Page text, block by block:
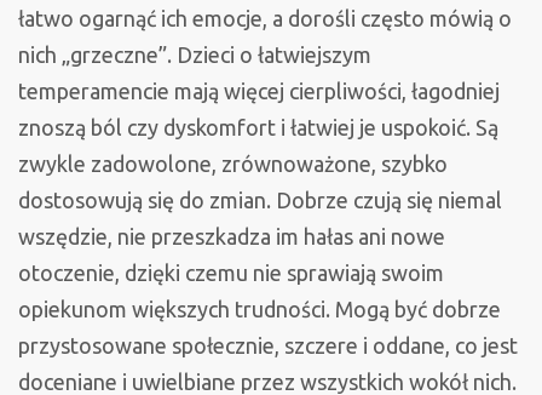
łatwo ogarnąć ich emocje, a dorośli często mówią o
nich „grzeczne”. Dzieci o łatwiejszym
temperamencie mają więcej cierpliwości, łagodniej
znoszą ból czy dyskomfort i łatwiej je uspokoić. Są
zwykle zadowolone, zrównoważone, szybko
dostosowują się do zmian. Dobrze czują się niemal
wszędzie, nie przeszkadza im hałas ani nowe
otoczenie, dzięki czemu nie sprawiają swoim
opiekunom większych trudności. Mogą być dobrze
przystosowane społecznie, szczere i oddane, co jest
doceniane i uwielbiane przez wszystkich wokół nich.